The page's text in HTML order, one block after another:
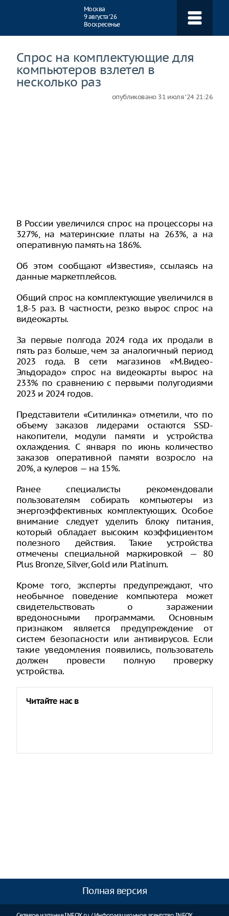
Москва
9 августа ‘26
Воскресенье
Спрос на комплектующие для
компьютеров взлетел в
несколько раз
опубликовано 31 июля ‘24 21:26
В России увеличился спрос на процессоры на
327%, на материнские платы на 263%, а на
оперативную память на 186%.
Об этом сообщают «Известия», ссылаясь на
данные маркетплейсов.
Общий спрос на комплектующие увеличился в
1,8-5 раз. В частности, резко вырос спрос на
видеокарты.
За первые полгода 2024 года их продали в
пять раз больше, чем за аналогичный период
2023 года. В сети магазинов «М.Видео-
Эльдорадо» спрос на видеокарты вырос на
233% по сравнению с первыми полугодиями
2023 и 2024 годов.
Представители «Ситилинка» отметили, что по
объему заказов лидерами остаются SSD-
накопители, модули памяти и устройства
охлаждения. С января по июнь количество
заказов оперативной памяти возросло на
20%, а кулеров — на 15%.
Ранее специалисты рекомендовали
пользователям собирать компьютеры из
энергоэффективных комплектующих. Особое
внимание следует уделить блоку питания,
который обладает высоким коэффициентом
полезного действия. Такие устройства
отмечены специальной маркировкой — 80
Plus Bronze, Silver, Gold или Platinum.
Кроме того, эксперты предупреждают, что
необычное поведение компьютера может
свидетельствовать о заражении
вредоносными программами. Основным
признаком является предупреждение от
систем безопасности или антивирусов. Если
такие уведомления появились, пользователь
должен провести полную проверку
устройства.
Читайте нас в
Полная версия